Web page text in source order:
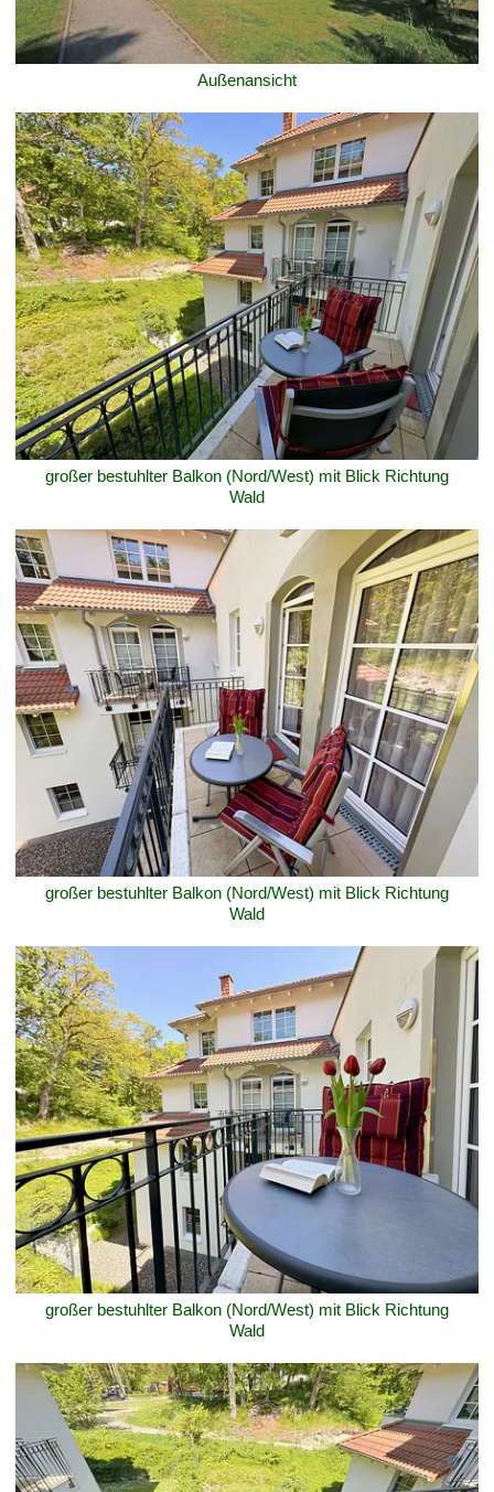
Außenansicht
großer bestuhlter Balkon (Nord/West) mit Blick Richtung
Wald
großer bestuhlter Balkon (Nord/West) mit Blick Richtung
Wald
großer bestuhlter Balkon (Nord/West) mit Blick Richtung
Wald